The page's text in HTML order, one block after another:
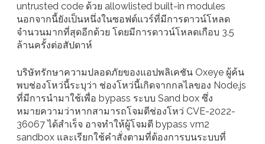
untrusted code ด้วย allowlisted built-in modules
นอกจากนี้ยังเป็นหนึ่งในซอฟต์แวร์ที่มีการดาวน์โหลด
จำนวนมากที่สุดอีกด้วย โดยมีการดาวน์โหลดเกือบ 3.5
ล้านครั้งต่อสัปดาห์
บริษัทรักษาความปลอดภัยของแอปพลิเคชัน Oxeye ผู้ค้น
พบช่องโหว่นี้ระบุว่า ช่องโหว่นี้เกิดจากกลไลของ Node.js
ที่มีการนำมาใช้เพื่อ bypass ระบบ Sand box ซึ่ง
หมายความว่าหากสามารถโจมตีช่องโหว่ CVE-2022-
36067 ได้สำเร็จ อาจทำให้ผู้โจมตี bypass vm2
sandbox และเรียกใช้คำสั่งตามที่ต้องการบนระบบที่